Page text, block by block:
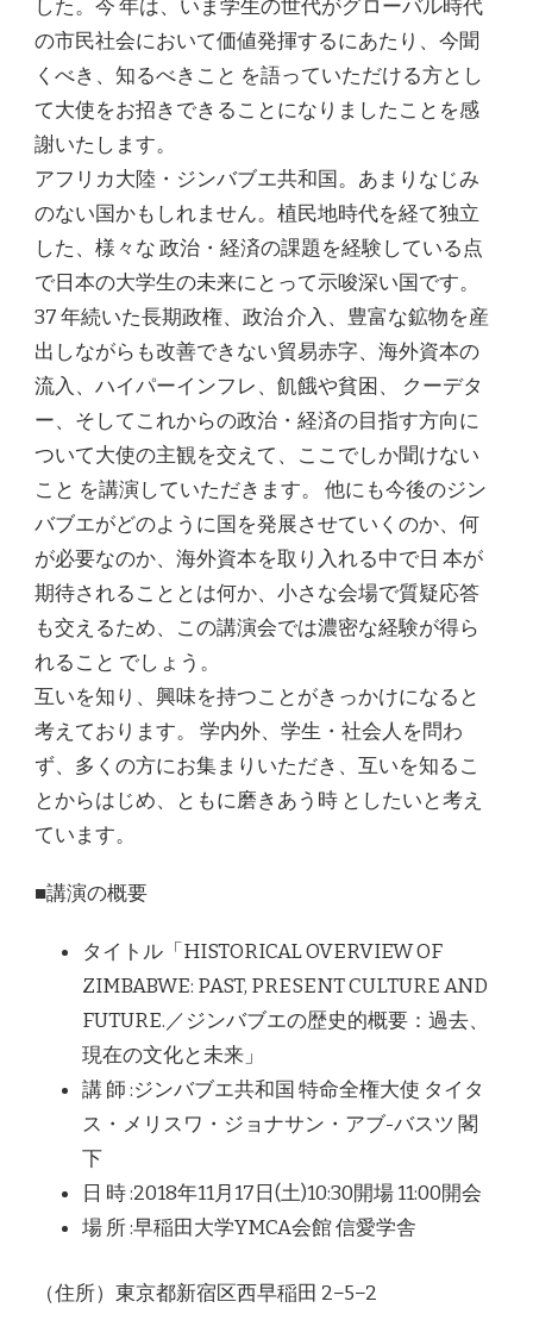
した。今 年は、いま学生の世代がグローバル時代
の市民社会において価値発揮するにあたり、今聞
くべき、知るべきこと を語っていただける方とし
て大使をお招きできることになりましたことを感
謝いたします。
アフリカ大陸・ジンバブエ共和国。あまりなじみ
のない国かもしれません。植民地時代を経て独立
した、様々な 政治・経済の課題を経験している点
で日本の大学生の未来にとって示唆深い国です。
37 年続いた長期政権、政治 介入、豊富な鉱物を産
出しながらも改善できない貿易赤字、海外資本の
流入、ハイパーインフレ、飢餓や貧困、 クーデタ
ー、そしてこれからの政治・経済の目指す方向に
ついて大使の主観を交えて、ここでしか聞けない
こと を講演していただきます。 他にも今後のジン
バブエがどのように国を発展させていくのか、何
が必要なのか、海外資本を取り入れる中で日 本が
期待されることとは何か、小さな会場で質疑応答
も交えるため、この講演会では濃密な経験が得ら
れること でしょう。
互いを知り、興味を持つことがきっかけになると
考えております。 学内外、学生・社会人を問わ
ず、多くの方にお集まりいただき、互いを知るこ
とからはじめ、ともに磨きあう時 としたいと考え
ています。
■講演の概要
タイトル「HISTORICAL OVERVIEW OF
ZIMBABWE: PAST, PRESENT CULTURE AND
FUTURE.／ジンバブエの歴史的概要：過去、
現在の文化と未来」
講 師 :ジンバブエ共和国 特命全権大使 タイタ
ス・メリスワ・ジョナサン・アブ-バスツ 閣
下
日 時 :2018年11月17日(土)10:30開場 11:00開会
場 所 :早稲田大学YMCA会館 信愛学舎
（住所）東京都新宿区西早稲田 2−5−2